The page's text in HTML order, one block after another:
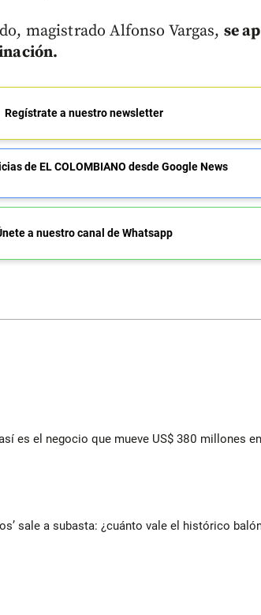
magistrado Alfonso Vargas, se
Regístrate a nuestro newsletter
de EL COLOMBIANO desde Google News
a nuestro canal de Whatsapp
es el negocio que mueve US$ 380 millones
sale a subasta: ¿cuánto vale el histórico